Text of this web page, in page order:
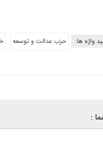
واژه ها: حزب عدالت و توسعه
: